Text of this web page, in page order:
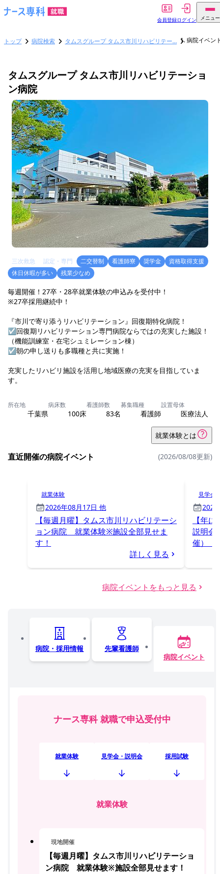
会員登録ログイン メニュー
トップ 病院検索 タムスグループ タムス市川リハビリテー… 病院イベン
タムスグループ タムス市川リハビリテーショ
ン病院
三次救急 認定・専門 二交替制 看護師寮 奨学金
資格取得支援
休日休暇が多い
残業少なめ
毎週開催！27卒・28卒就業体験の申込みを受付中！
※27卒採用継続中！
『市川で寄り添うリハビリテーション』回復期特化病院！
☑回復期リハビリテーション専門病院ならではの充実した施設！
（機能訓練室・在宅シュミレーション棟）
☑朝の申し送りも多職種と共に実施！
充実したリハビリ施設を活用し地域医療の充実を目指していま
所在地
千葉県
病床数
100床
看護師数
83名
募集職種
看護師
設置母体
医療法人
就業体験とは
直近開催の病院イベント (2026/08/08更新)
就業体験
2026年08月17日 他
【毎週月曜】タムス市川リハビリテーシ
ョン病院 就業体験※施設全部見せま
す！
詳しく見る
見学会
2026
【年
説明会
催）【
病院イベントをもっと見る
病院・採用情報
先輩看護師
病院イベント
ナース専科 就職で申込受付中
就業体験 見学会・説明会 採用試験
就業体験
現地開催
【毎週月曜】タムス市川リハビリテーショ
ン病院 就業体験※施設全部見せます！